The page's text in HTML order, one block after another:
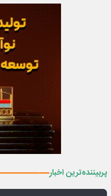
پربیننده‌ترین اخبار